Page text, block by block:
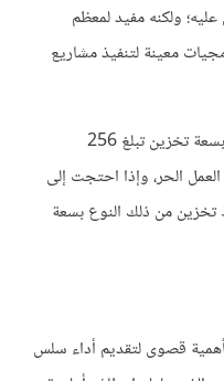
ولكنه مفيد لمعظم
معينة لتنفيذ مشاريع
هنا سيكفي وسيط تخزين ذو حالة ثابتة بسعة تخزين تبلغ 256
الحر، وإذا احتجت إلى
من ذلك النوع بسعة
قصوى لتقديم أداء سلس